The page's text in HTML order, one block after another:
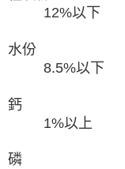
12%以下
8.5%以下
1%以上